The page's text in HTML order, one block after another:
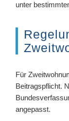
unter
Für
Beitragspflicht.
angepasst.